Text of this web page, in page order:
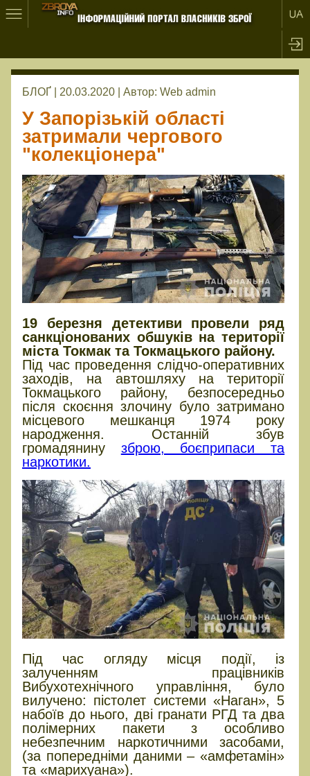
БЛОҐ | 20.03.2020 | Автор: Web admin
У Запорізькій області
затримали чергового
"колекціонера"
19 березня детективи провели ряд
санкціонованих обшуків на території
міста Токмак та Токмацького району.
Під час проведення слідчо-оперативних
заходів, на автошляху на території
Токмацького району, безпосередньо
після скоєння злочину було затримано
місцевого мешканця 1974 року
народження. Останній збув
громадянину зброю, боєприпаси та
наркотики.
Під час огляду місця події, із
залученням працівників
Вибухотехнічного управління, було
вилучено: пістолет системи «Наган», 5
набоїв до нього, дві гранати РГД та два
полімерних пакети з особливо
небезпечним наркотичними засобами,
(за попередніми даними – «амфетамін»
та «марихуана»).